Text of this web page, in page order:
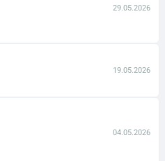
29.05.2026
19.05.2026
04.05.2026